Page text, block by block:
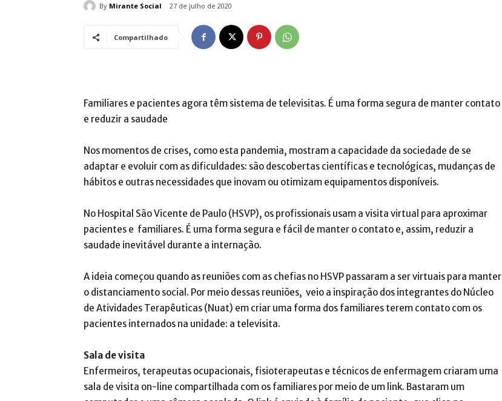
By Mirante Social 27 de julho de 2020
Compartilhado
Familiares e pacientes agora têm sistema de televisitas. É uma forma segura de manter contato
e reduzir a saudade
Nos momentos de crises, como esta pandemia, mostram a capacidade da sociedade de se
adaptar e evoluir com as dificuldades: são descobertas científicas e tecnológicas, mudanças de
hábitos e outras necessidades que inovam ou otimizam equipamentos disponíveis.
No Hospital São Vicente de Paulo (HSVP), os profissionais usam a visita virtual para aproximar
pacientes e familiares. É uma forma segura e fácil de manter o contato e, assim, reduzir a
saudade inevitável durante a internação.
A ideia começou quando as reuniões com as chefias no HSVP passaram a ser virtuais para manter
o distanciamento social. Por meio dessas reuniões, veio a inspiração dos integrantes do Núcleo
de Atividades Terapêuticas (Nuat) em criar uma forma dos familiares terem contato com os
pacientes internados na unidade: a televisita.
Sala de visita
Enfermeiros, terapeutas ocupacionais, fisioterapeutas e técnicos de enfermagem criaram uma
sala de visita on-line compartilhada com os familiares por meio de um link. Bastaram um